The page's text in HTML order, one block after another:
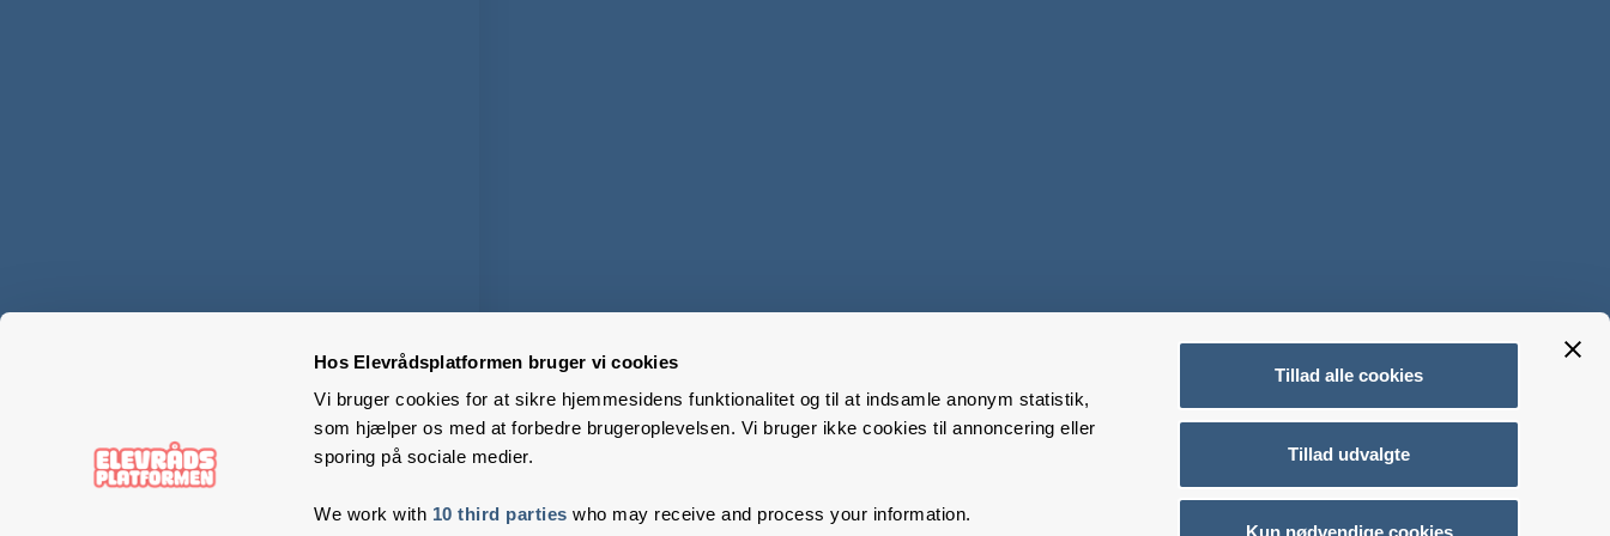
Hos Elevrådsplatformen bruger vi cookies
Vi bruger cookies for at sikre hjemmesidens funktionalitet og til at indsamle anonym statistik,
som hjælper os med at forbedre brugeroplevelsen. Vi bruger ikke cookies til annoncering eller
sporing på sociale medier.
We work with 10 third parties who may receive and process your information.
Tillad alle cookies
Tillad udvalgte
Kun nødvendige cookies